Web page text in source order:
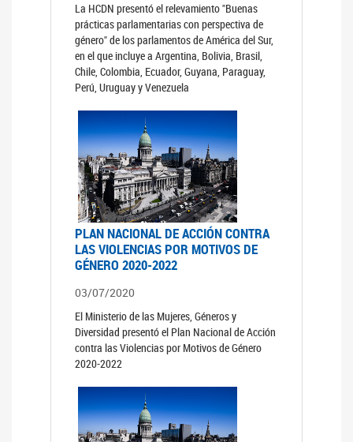
La HCDN presentó el relevamiento "Buenas
prácticas parlamentarias con perspectiva de
género" de los parlamentos de América del Sur,
en el que incluye a Argentina, Bolivia, Brasil,
Chile, Colombia, Ecuador, Guyana, Paraguay,
Perú, Uruguay y Venezuela
PLAN NACIONAL DE ACCIÓN CONTRA
LAS VIOLENCIAS POR MOTIVOS DE
GÉNERO 2020-2022
03/07/2020
El Ministerio de las Mujeres, Géneros y
Diversidad presentó el Plan Nacional de Acción
contra las Violencias por Motivos de Género
2020-2022